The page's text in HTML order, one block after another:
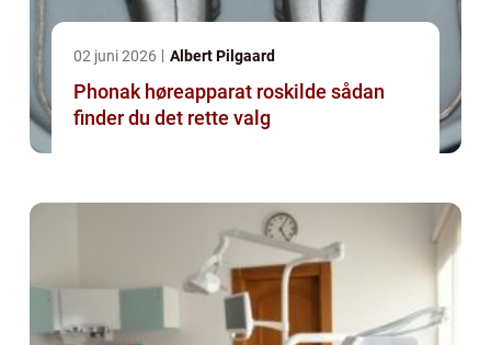
02 juni 2026 Albert Pilgaard
Phonak høreapparat roskilde sådan
finder du det rette valg